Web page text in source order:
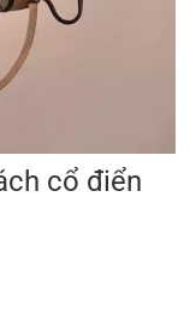
cổ điển
số lượng